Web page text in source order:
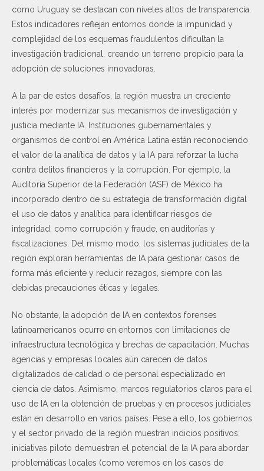
como Uruguay se destacan con niveles altos de transparencia.
Estos indicadores reflejan entornos donde la impunidad y
complejidad de los esquemas fraudulentos dificultan la
investigación tradicional, creando un terreno propicio para la
adopción de soluciones innovadoras.
A la par de estos desafíos, la región muestra un creciente
interés por modernizar sus mecanismos de investigación y
justicia mediante IA. Instituciones gubernamentales y
organismos de control en América Latina están reconociendo
el valor de la analítica de datos y la IA para reforzar la lucha
contra delitos financieros y la corrupción. Por ejemplo, la
Auditoría Superior de la Federación (ASF) de México ha
incorporado dentro de su estrategia de transformación digital
el uso de datos y analítica para identificar riesgos de
integridad, como corrupción y fraude, en auditorías y
fiscalizaciones. Del mismo modo, los sistemas judiciales de la
región exploran herramientas de IA para gestionar casos de
forma más eficiente y reducir rezagos, siempre con las
debidas precauciones éticas y legales.
No obstante, la adopción de IA en contextos forenses
latinoamericanos ocurre en entornos con limitaciones de
infraestructura tecnológica y brechas de capacitación. Muchas
agencias y empresas locales aún carecen de datos
digitalizados de calidad o de personal especializado en
ciencia de datos. Asimismo, marcos regulatorios claros para el
uso de IA en la obtención de pruebas y en procesos judiciales
están en desarrollo en varios países. Pese a ello, los gobiernos
y el sector privado de la región muestran indicios positivos:
iniciativas piloto demuestran el potencial de la IA para abordar
problemáticas locales (como veremos en los casos de